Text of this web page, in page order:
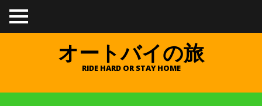
TO
GGL
オートバイの旅
RIDE HARD OR STAY HOME